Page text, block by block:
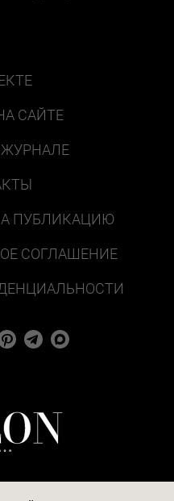
САЙТЕ
ПУБЛИКАЦИЮ
СОГЛАШЕНИЕ